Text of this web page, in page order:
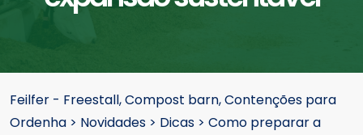
Feilfer - Freestall, Compost barn, Contenções para
Ordenha > Novidades > Dicas > Como preparar a